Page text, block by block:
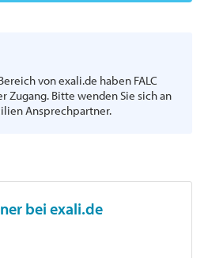
von exali.de haben FALC
Zugang. Bitte wenden Sie sich an
Ansprechpartner.
bei exali.de